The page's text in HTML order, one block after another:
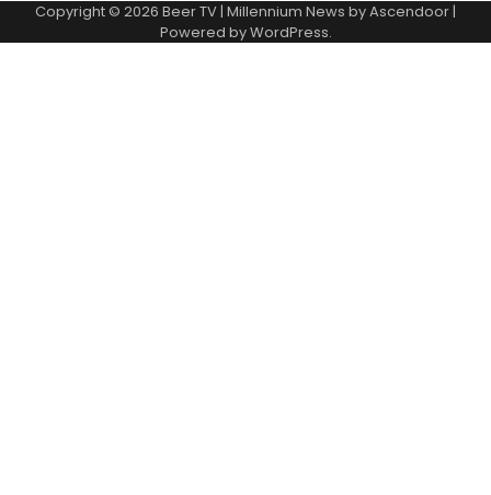
Copyright © 2026 Beer TV | Millennium News byAscendoor |
Powered byWordPress.